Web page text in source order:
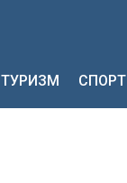
ТУРИЗМ СПОРТ